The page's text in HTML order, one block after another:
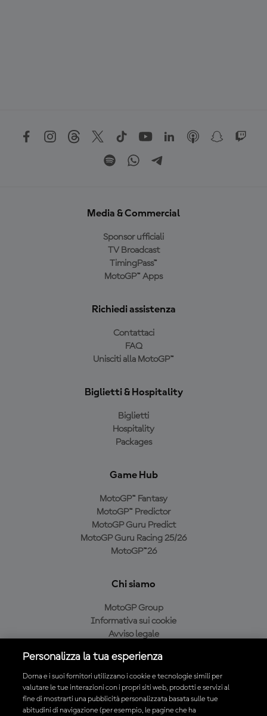
Media & Commercial
Sponsor ufficiali
TV Broadcast
TimingPass™
MotoGP™ Apps
Richiedi assistenza
Contattaci
FAQ
Unisciti alla MotoGP™
Biglietti & Hospitality
Biglietti
Hospitality
Packages
Game Hub
MotoGP™ Fantasy
MotoGP™ Predictor
MotoGP Guru Predict
MotoGP Guru Racing 25/26
MotoGP™26
Chi siamo
MotoGP Group
Informativa sui cookie
Avviso legale
Condizioni di acquisto
Scarica l'app ufficiale MotoGP™
Personalizza la tua esperienza
Dorna e i suoi fornitori utilizzano i cookie e tecnologie simili per
valutare le tue interazioni con i propri siti web, prodotti e servizi al
fine di mostrarti una pubblicità personalizzata basata sulle tue
abitudini di navigazione (per esempio, le pagine che ha